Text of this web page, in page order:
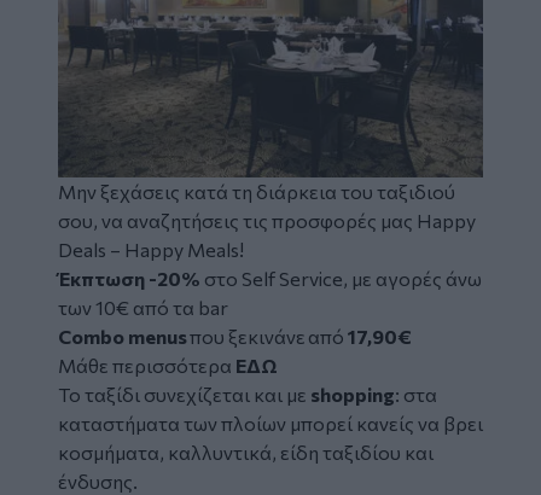
Μην ξεχάσεις κατά τη διάρκεια του ταξιδιού
σου, να αναζητήσεις τις προσφορές μας Happy
Deals – Happy Meals!
Έκπτωση -20% στο Self Service, με αγορές άνω
των 10€ από τα bar
Combo menusπου ξεκινάνε από 17,90€
Μάθε περισσότερα ΕΔΩ
Το ταξίδι συνεχίζεται και με shopping: στα
καταστήματα των πλοίων μπορεί κανείς να βρει
κοσμήματα, καλλυντικά, είδη ταξιδίου και
ένδυσης.